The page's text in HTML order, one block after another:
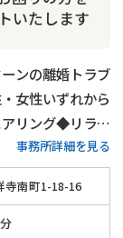
いたします
ンの離婚トラブ
女性いずれから
リング◆リラッ
柔軟にご対応
事務所詳細を見る
寺南町1-18-16